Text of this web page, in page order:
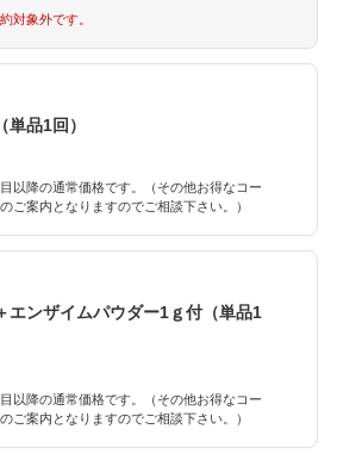
対象外です。
品1回）
以降の通常価格です。（その他お得なコー
ご案内となりますのでご相談下さい。）
エンザイムパウダー1ｇ付（単品1
以降の通常価格です。（その他お得なコー
ご案内となりますのでご相談下さい。）